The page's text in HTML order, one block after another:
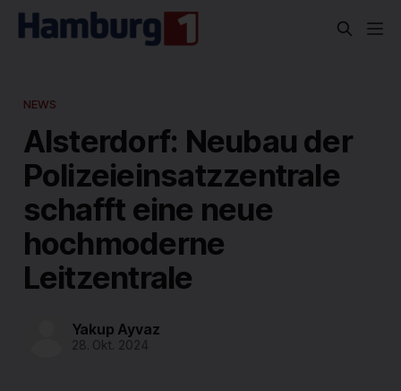
NEWS
Alsterdorf: Neubau der
Polizeieinsatzzentrale
schafft eine neue
hochmoderne
Leitzentrale
Yakup Ayvaz
28. Okt. 2024